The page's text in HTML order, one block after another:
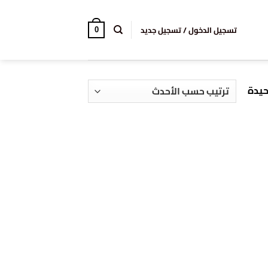
تسجيل الدخول / تسجيل جديد 0